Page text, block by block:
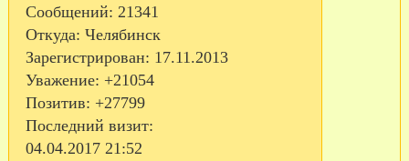
Сообщений: 21341
Откуда: Челябинск
Зарегистрирован: 17.11.2013
Уважение: +21054
Позитив: +27799
Последний визит:
04.04.2017 21:52